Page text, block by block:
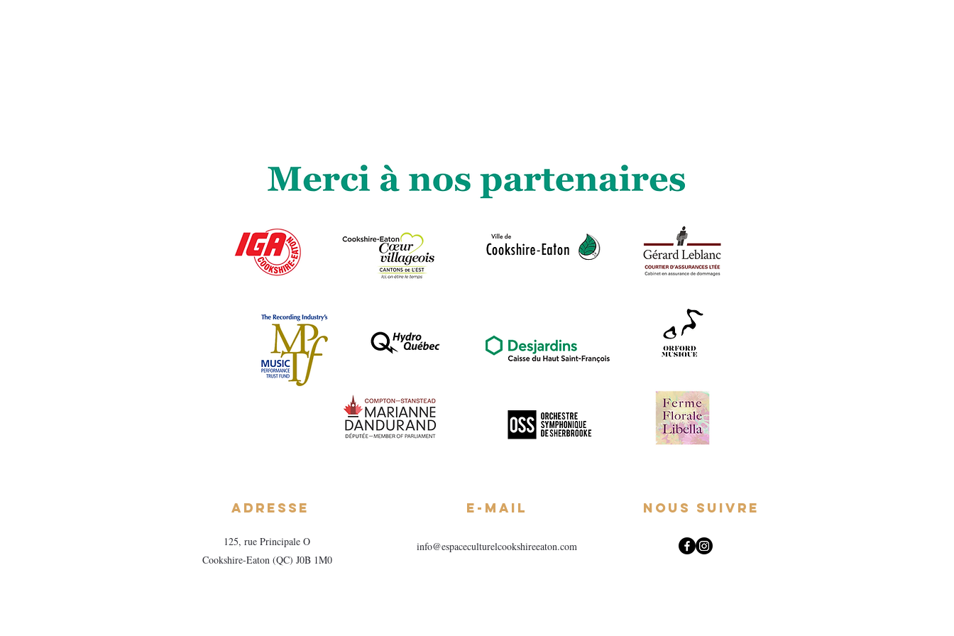
Adresse
125, rue Principale O
Cookshire-Eaton (QC) J0B 1M0
E-mail
info@espaceculturelcookshireeaton.com
Nous suivre